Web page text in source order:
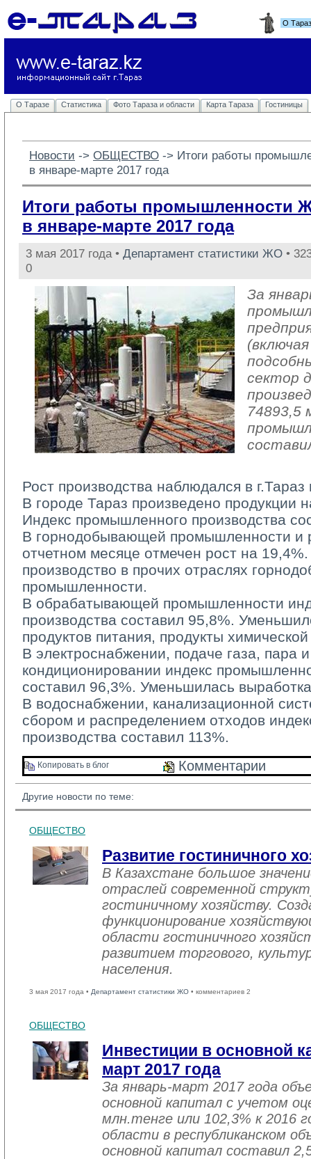
О
О Таразе Статистика Фото Тараза и области Карта Тараза Гостиницы
Новости -> ОБЩЕСТВО -> Итоги работы
в январе-марте 2017 года
Итоги работы промышленности
в январе-марте 2017 года
3 мая 2017 года • Департамент статистики ЖО •
0
За
сектор
74893,5
Рост производства наблюдался в
В городе Тараз произведено продукции
Индекс промышленного производства
В горнодобывающей промышленности и
отчетном месяце отмечен рост на
производство в прочих отраслях
промышленности.
В обрабатывающей промышленности
производства составил 95,8%.
продуктов питания, продукты
В электроснабжении, подаче газа, пара
кондиционировании индекс
составил 96,3%. Уменьшилась
В водоснабжении, канализационной
сбором и распределением отходов
производства составил 113%.
Копировать в блог Комментарии
Другие новости по теме:
ОБЩЕСТВО
Развитие гостиничного
В Казахстане большое
отраслей современной
гостиничному хозяйству.
функционирование
области гостиничного
развитием торгового,
населения.
3 мая 2017 года • Департамент статистики ЖО • комментариев 2
ОБЩЕСТВО
Инвестиции в основной
март 2017 года
За январь-март 2017 года
основной капитал с учетом
млн.тенге или 102,3% к 2016
области в республиканском
основной капитал составил